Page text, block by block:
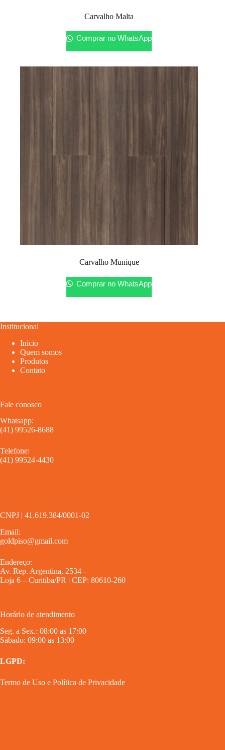
Carvalho Malta
Comprar no WhatsApp
Carvalho Munique
Comprar no WhatsApp
Institucional
Início
Quem somos
Produtos
Contato
Fale conosco
Whatsapp:
(41) 99526-8688
Telefone:
(41) 99524-4430
CNPJ | 41.619.384/0001-02
Email:
goldpiso@gmail.com
Endereço:
Av. Rep. Argentina, 2534 –
Loja 6 – Curitiba/PR | CEP: 80610-260
Horário de atendimento
Seg. a Sex.: 08:00 as 17:00
Sábado: 09:00 as 13:00
LGPD:
Termo de Uso e Política de Privacidade